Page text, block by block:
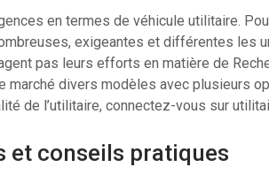
en termes de véhicule utilitaire.
exigeantes et différentes les
pas leurs efforts en matière de
marché divers modèles avec plusieurs
de l’utilitaire, connectez-vous sur
et conseils pratiques